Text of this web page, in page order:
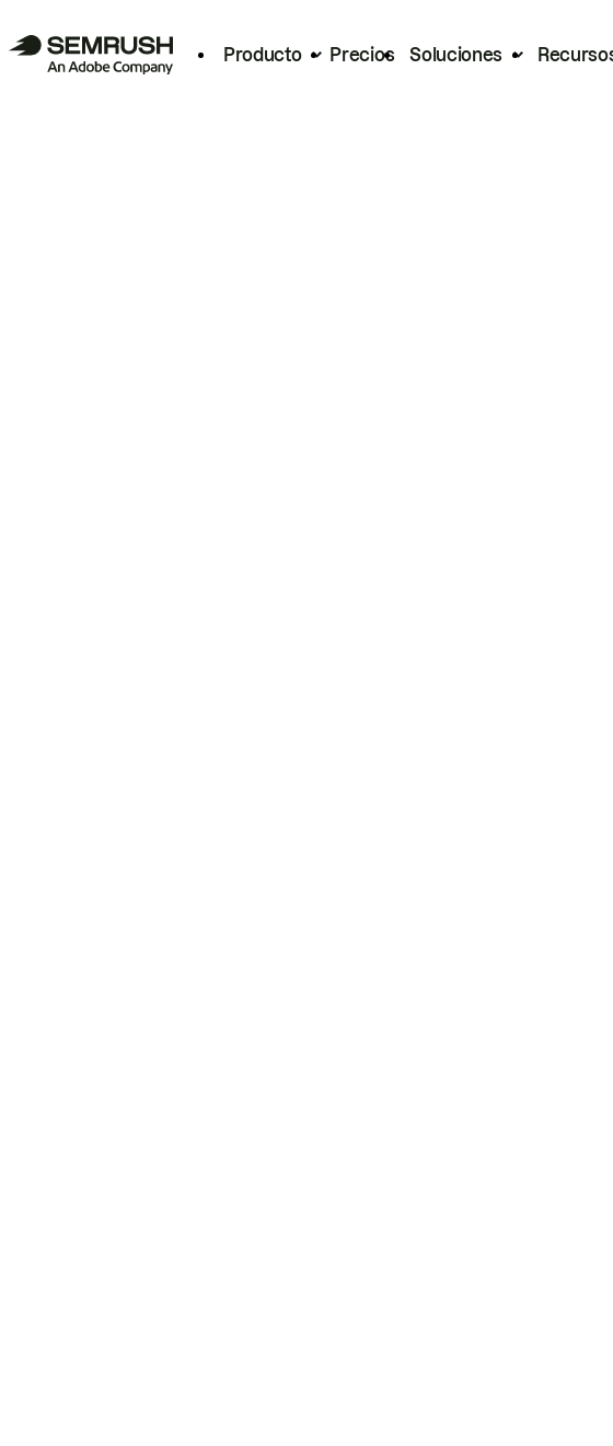
Producto Precios Soluciones